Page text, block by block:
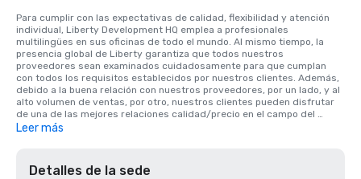
Para cumplir con las expectativas de calidad, flexibilidad y atención
individual, Liberty Development HQ emplea a profesionales
multilingües en sus oficinas de todo el mundo. Al mismo tiempo, la
presencia global de Liberty garantiza que todos nuestros
proveedores sean examinados cuidadosamente para que cumplan
con todos los requisitos establecidos por nuestros clientes. Además,
debido a la buena relación con nuestros proveedores, por un lado, y al
alto volumen de ventas, por otro, nuestros clientes pueden disfrutar
de una de las mejores relaciones calidad/precio en el campo del
turismo.
Leer más
Detalles de la sede